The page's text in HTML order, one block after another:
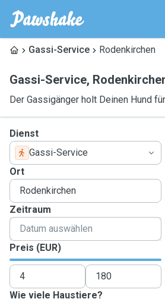
Gassi-Service Rodenkirchen
Gassi-Service,
Der Gassigänger holt Deinen Hund
Dienst
Gassi-Service
Ort
Zeitraum
Preis (EUR)
Wie viele Haustiere?